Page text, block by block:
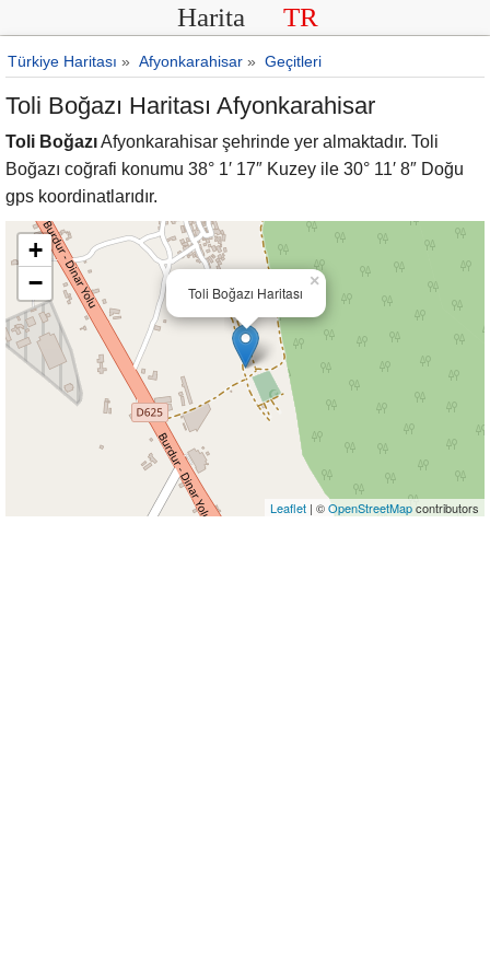
Harita TR
Türkiye Haritası » Afyonkarahisar » Geçitleri
Toli Boğazı Haritası Afyonkarahisar
Toli BoğazıAfyonkarahisar şehrinde yer almaktadır. Toli
Boğazı coğrafi konumu 38° 1′ 17″ Kuzey ile 30° 11′ 8″ Doğu
gps koordinatlarıdır.
Toli Boğazı Haritası
×
+
−
Leaflet | ©OpenStreetMapcontributors